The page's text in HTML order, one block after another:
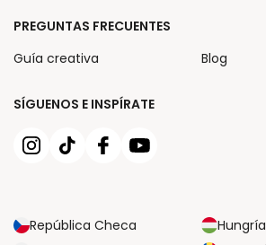
SÍGUENOS E INSPÍRATE
República Checa
Hungría
PREGUNTAS FRECUENTES
Guía creativa
Blog